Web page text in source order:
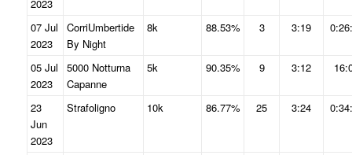
2023
07 Jul
2023
CorriUmbertide
By Night
8k 88.53% 3 3:19
05 Jul
2023
5000 Notturna
Capanne
5k 90.35% 9 3:12
23
Jun
2023
Strafoligno 10k 86.77% 25 3:24